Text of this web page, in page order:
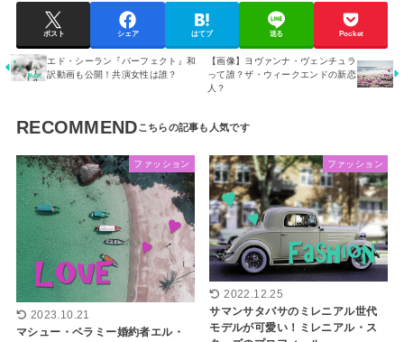
ポスト シェア はてブ 送る Pocket
エド・シーラン『パーフェクト』和
訳動画も公開！共演女性は誰？
【画像】ヨヴァンナ・ヴェンチュラ
って誰？ザ・ウィークエンドの新恋
人？
RECOMMEND
ファッション
2023.10.21
マシュー・ベラミー婚約者エル・
ファッション
2022.12.25
サマンサタバサのミレニアル世代
モデルが可愛い！ミレニアル・ス